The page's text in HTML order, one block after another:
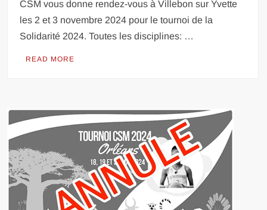
CSM vous donne rendez-vous à Villebon sur Yvette
les 2 et 3 novembre 2024 pour le tournoi de la
Solidarité 2024. Toutes les disciplines: …
READ MORE